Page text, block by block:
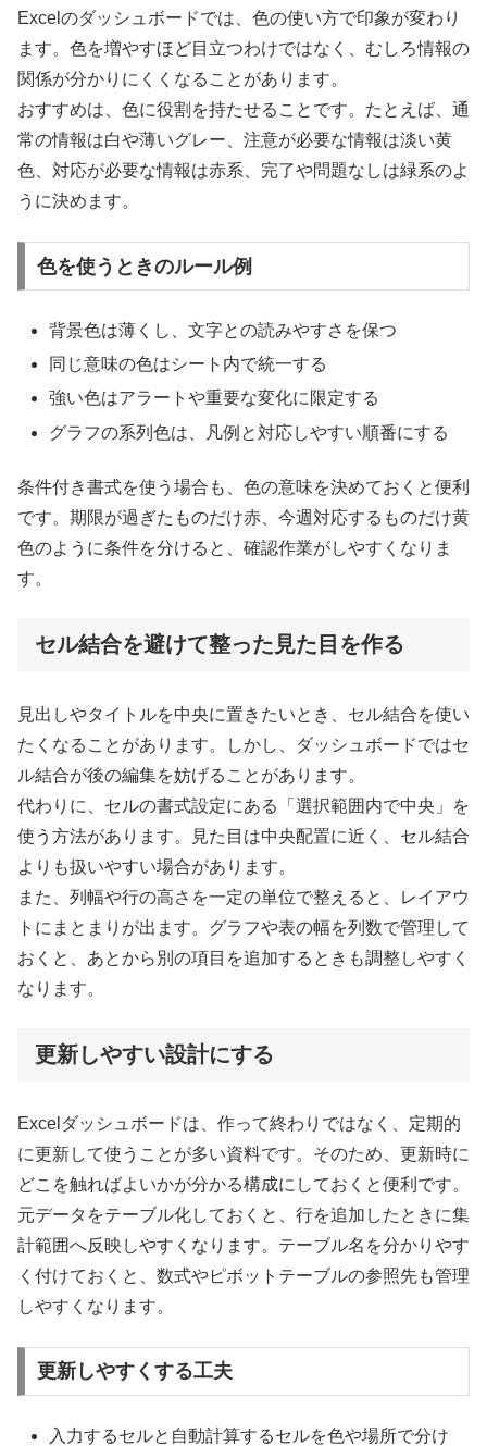
Excelのダッシュボードでは、色の使い方で印象が変わり
ます。色を増やすほど目立つわけではなく、むしろ情報の
関係が分かりにくくなることがあります。
おすすめは、色に役割を持たせることです。たとえば、通
常の情報は白や薄いグレー、注意が必要な情報は淡い黄
色、対応が必要な情報は赤系、完了や問題なしは緑系のよ
うに決めます。
色を使うときのルール例
背景色は薄くし、文字との読みやすさを保つ
同じ意味の色はシート内で統一する
強い色はアラートや重要な変化に限定する
グラフの系列色は、凡例と対応しやすい順番にする
条件付き書式を使う場合も、色の意味を決めておくと便利
です。期限が過ぎたものだけ赤、今週対応するものだけ黄
色のように条件を分けると、確認作業がしやすくなりま
す。
セル結合を避けて整った見た目を作る
見出しやタイトルを中央に置きたいとき、セル結合を使い
たくなることがあります。しかし、ダッシュボードではセ
ル結合が後の編集を妨げることがあります。
代わりに、セルの書式設定にある「選択範囲内で中央」を
使う方法があります。見た目は中央配置に近く、セル結合
よりも扱いやすい場合があります。
また、列幅や行の高さを一定の単位で整えると、レイアウ
トにまとまりが出ます。グラフや表の幅を列数で管理して
おくと、あとから別の項目を追加するときも調整しやすく
なります。
更新しやすい設計にする
Excelダッシュボードは、作って終わりではなく、定期的
に更新して使うことが多い資料です。そのため、更新時に
どこを触ればよいかが分かる構成にしておくと便利です。
元データをテーブル化しておくと、行を追加したときに集
計範囲へ反映しやすくなります。テーブル名を分かりやす
く付けておくと、数式やピボットテーブルの参照先も管理
しやすくなります。
更新しやすくする工夫
入力するセルと自動計算するセルを色や場所で分け